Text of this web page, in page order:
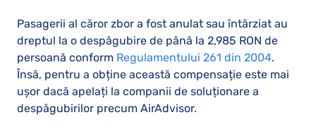
Pasagerii al căror zbor a fost anulat sau întârziat au
dreptul la o despăgubire de până la 2,985 RON de
persoană conform Regulamentului 261 din 2004.
Însă, pentru a obține această compensație este mai
ușor dacă apelați la companii de soluționare a
despăgubirilor precum AirAdvisor.